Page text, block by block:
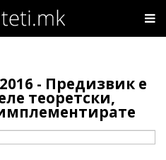
- Предизвик е
теоретски,